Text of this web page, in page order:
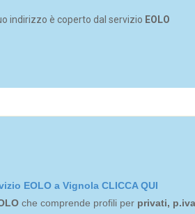
indirizzo è coperto dal servizio EOLO
EOLO a Vignola CLICCA QUI
che comprende profili per privati,